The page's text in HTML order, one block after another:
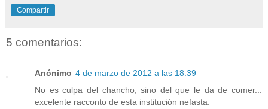
Compartir
5 comentarios:
Anónimo 4 de marzo de 2012 a las 18:39
No es culpa del chancho, sino del que le da de comer...
excelente racconto de esta institución nefasta.